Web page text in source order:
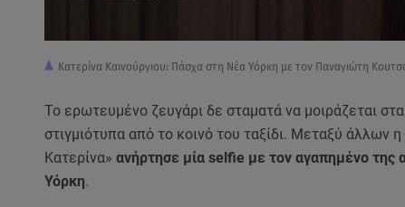
Κατερίνα Καινούργιου: Πάσχα στη Νέα Υόρκη με τον Παναγιώτη
Το ερωτευμένο ζευγάρι δε σταματά να μοιράζεται
στιγμιότυπα από το κοινό του ταξίδι. Μεταξύ άλλων
Κατερίνα» ανήρτησε μία selfie με τον αγαπημένο της
Υόρκη.